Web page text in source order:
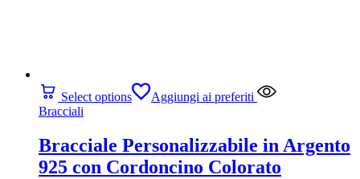
Select options
Aggiungi ai preferiti
Bracciali
Bracciale Personalizzabile in Argento
925 con Cordoncino Colorato